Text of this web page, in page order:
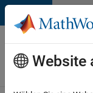
Weiter zum Inhalt
Karriere
bei
MathWorks
Website